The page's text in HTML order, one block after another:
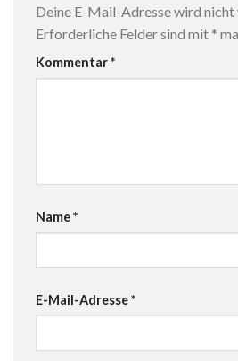
Deine E-Mail-Adresse wird
Erforderliche Felder sind mit *
Kommentar*
Name*
E-Mail-Adresse*